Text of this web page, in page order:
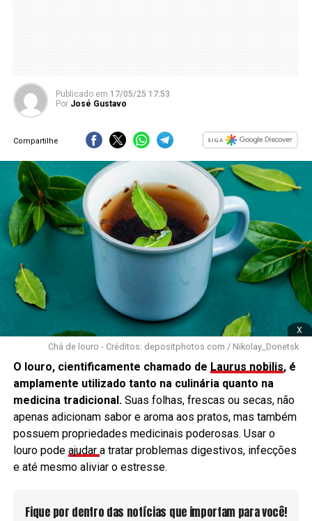
Publicado em 17/05/25 17:53
Por José Gustavo
Compartilhe
x
Chá de louro - Créditos: depositphotos.com / Nikolay_Donetsk
O louro, cientificamente chamado de Laurus nobilis, é
amplamente utilizado tanto na culinária quanto na
medicina tradicional. Suas folhas, frescas ou secas, não
apenas adicionam sabor e aroma aos pratos, mas também
possuem propriedades medicinais poderosas. Usar o
louro pode ajudar a tratar problemas digestivos, infecções
e até mesmo aliviar o estresse.
Fique por dentro das notícias que importam para você!